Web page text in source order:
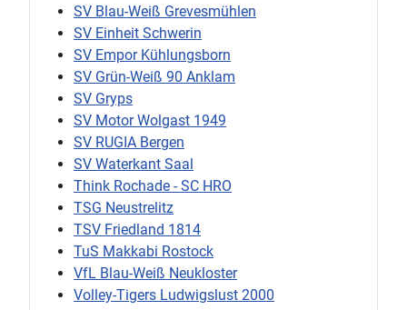
SV Blau-Weiß Grevesmühlen
SV Einheit Schwerin
SV Empor Kühlungsborn
SV Grün-Weiß 90 Anklam
SV Gryps
SV Motor Wolgast 1949
SV RUGIA Bergen
SV Waterkant Saal
Think Rochade - SC HRO
TSG Neustrelitz
TSV Friedland 1814
TuS Makkabi Rostock
VfL Blau-Weiß Neukloster
Volley-Tigers Ludwigslust 2000